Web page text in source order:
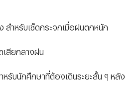
สำหรับเช็ดกระจกเมื่อฝนตกหนัก
เสียกลางฝน
หรับนักศึกษาที่ต้องเดินระยะสั้น ๆ หลัง